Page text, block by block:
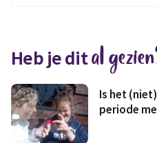
Geld & wetten
Heb je dital
Is het
periode